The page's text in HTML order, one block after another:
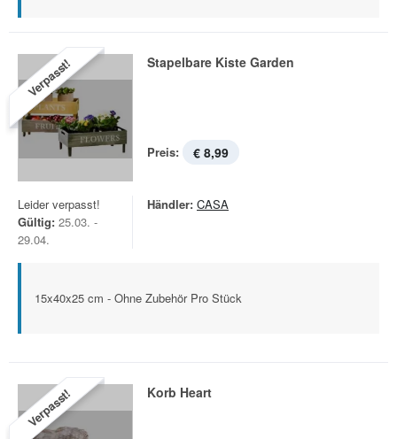
Verpasst! Stapelbare Kiste Garden
Preis: € 8,99
Leider verpasst!
Gültig: 25.03. -
29.04.
Händler: CASA
15x40x25 cm - Ohne Zubehör Pro Stück
Verpasst! Korb Heart